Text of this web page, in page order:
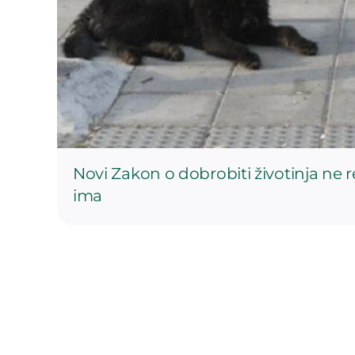
Novi Zakon o dobrobiti životinja ne
ima